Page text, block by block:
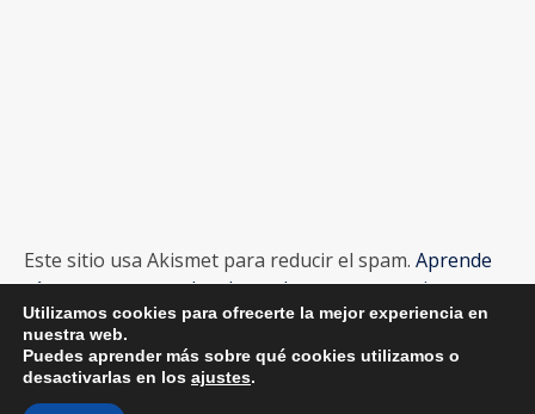
Este sitio usa Akismet para reducir el spam. Aprende
cómo se procesan los datos de tus comentarios.
Utilizamos cookies para ofrecerte la mejor experiencia en
nuestra web.
Puedes aprender más sobre qué cookies utilizamos o
desactivarlas en los ajustes.